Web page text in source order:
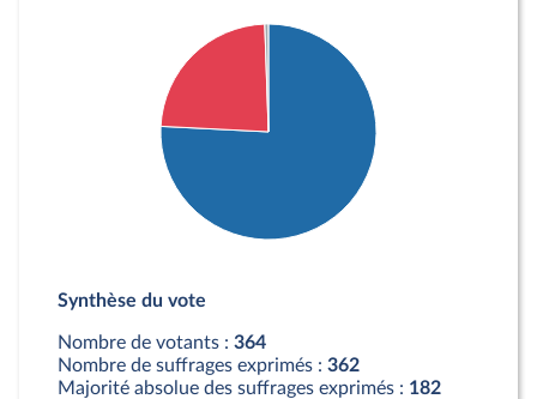
Contre : 86 députés
Synthèse du vote
Nombre de votants : 364
Nombre de suffrages exprimés : 362
Majorité absolue des suffrages exprimés : 182